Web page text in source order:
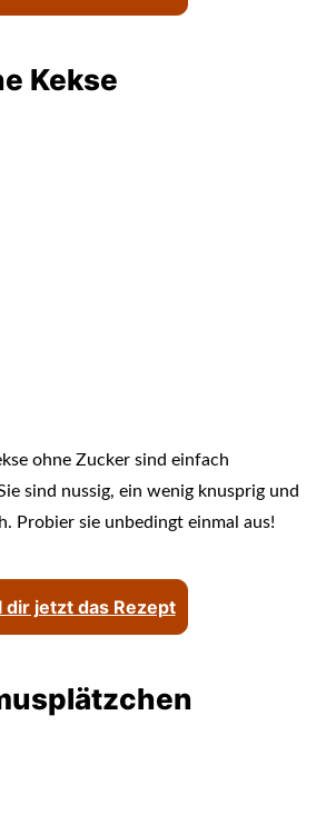
Kekse
ohne Zucker sind einfach
sind nussig, ein wenig knusprig und
Probier sie unbedingt einmal aus!
dir jetzt das Rezept